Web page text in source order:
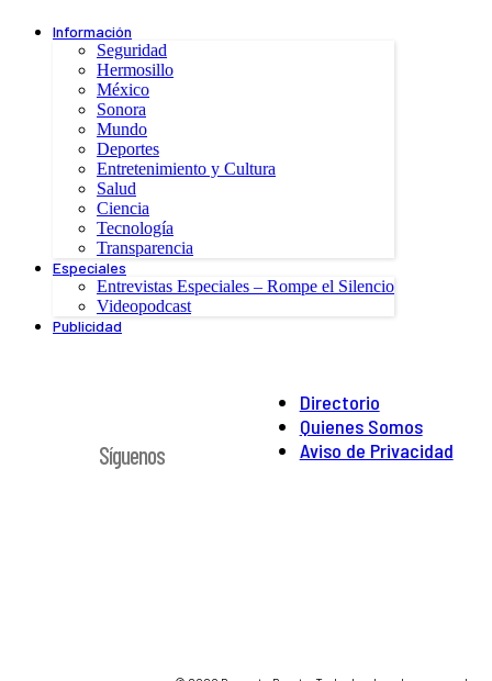
Información
Seguridad
Hermosillo
México
Sonora
Mundo
Deportes
Entretenimiento y Cultura
Salud
Ciencia
Tecnología
Transparencia
Especiales
Entrevistas Especiales – Rompe el Silencio
Videopodcast
Publicidad
Directorio
Quienes Somos
Aviso de Privacidad
Síguenos